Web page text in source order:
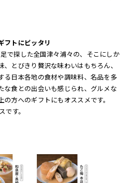
フトにピッタリ
で探した全国津々浦々の、そこにしか
、とびきり贅沢な味わいはもちろん、
る日本各地の食材や調味料、名品を多
な食との出会いも感じられ、グルメな
方へのギフトにもオススメです。
す。